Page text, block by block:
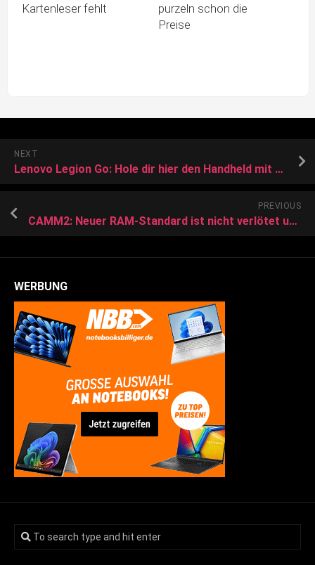
Kartenleser fehlt
purzeln schon die
Preise
NEXT
Lenovo Legion Go: Hole dir hier den Handheld mit genialem Alleinstellungsmerkmal
PREVIOUS
CAMM2: Neuer RAM-Standard ist nicht verlötet und dennoch flach
WERBUNG